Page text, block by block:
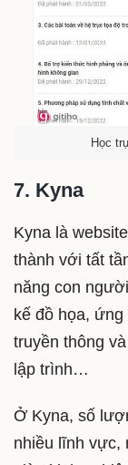
Học
7. Kyna
Kyna là
thành với tất
năng con
kế đồ họa, ứng
truyền thông
lập trình…
Ở Kyna, số
nhiều lĩnh vực,